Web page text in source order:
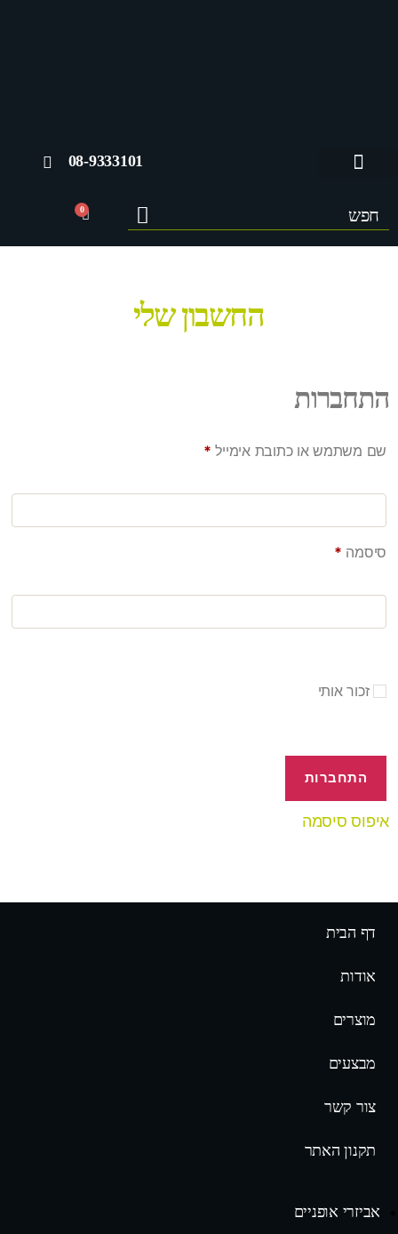
08-9333101
0
החשבון שלי
התחברות
שם משתמש או כתובת אימייל *
סיסמה *
זכור אותי
התחברות
איפוס סיסמה
דף הבית
אודות
מוצרים
מבצעים
צור קשר
תקנון האתר
אביזרי אופניים